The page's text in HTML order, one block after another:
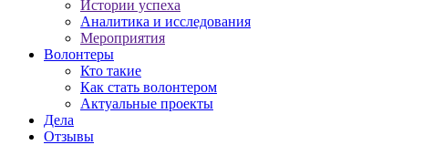
Истории успеха
Аналитика и исследования
Мероприятия
Волонтеры
Кто такие
Как стать волонтером
Актуальные проекты
Дела
Отзывы